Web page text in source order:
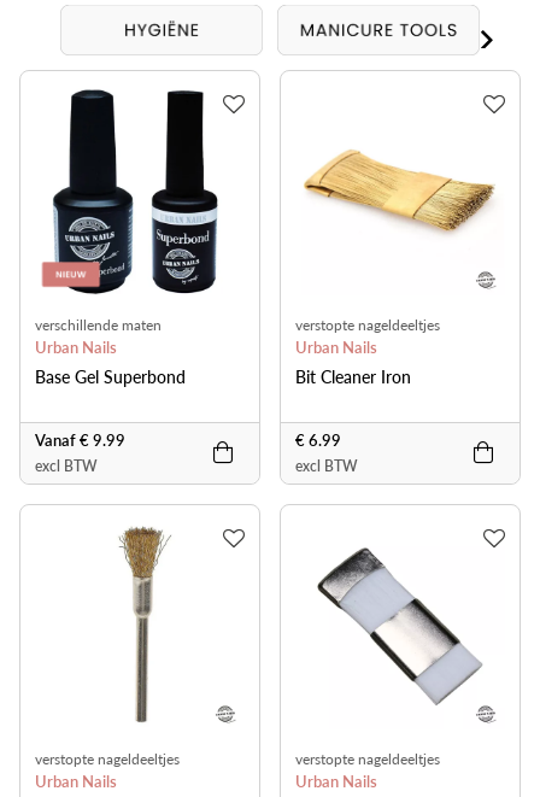
verschillende maten
Urban Nails
Base Gel Superbond
Vanaf € 9.99
excl BTW
verstopte nageldeeltjes
verwijderen
Urban Nails
Bit Cleaner Iron
€ 6.99
excl BTW
verstopte nageldeeltjes
verwijderen
Urban Nails
verstopte nageldeeltjes
verwijderen
Urban Nails